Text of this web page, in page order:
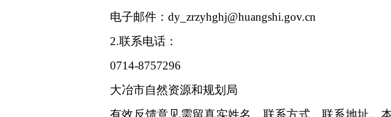
电子邮件：dy_zrzyhghj@huangshi.gov.cn
2.联系电话：
0714-8757296
大冶市自然资源和规划局
有效反馈意见需留真实姓名、联系方式、联系地址。